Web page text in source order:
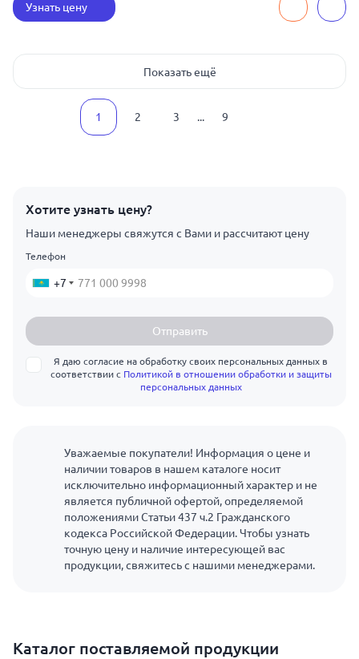
Узнать цену
Показать ещё
1 2 3 ... 9
Хотите узнать цену?
Наши менеджеры свяжутся с Вами и рассчитают цену
Телефон
+7
Отправить
Я даю согласие на обработку своих персональных данных в
соответствии с Политикой в отношении обработки и защиты
персональных данных
Уважаемые покупатели! Информация о цене и
наличии товаров в нашем каталоге носит
исключительно информационный характер и не
является публичной офертой, определяемой
положениями Статьи 437 ч.2 Гражданского
кодекса Российской Федерации. Чтобы узнать
точную цену и наличие интересующей вас
продукции, свяжитесь с нашими менеджерами.
Каталог поставляемой продукции